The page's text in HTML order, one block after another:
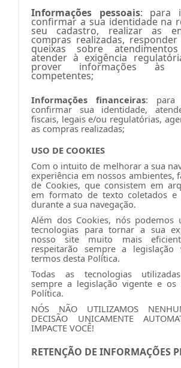
Informações pessoais: para
confirmar a sua identidade na
seu cadastro, realizar as
compras realizadas,
queixas sobre
atender à exigência
prover informações às
competentes;
Informações financeiras: para
confirmar sua identidade,
fiscais, legais e/ou regulatórias,
as compras realizadas;
USO DE COOKIES
Com o intuito de melhorar a sua
experiência em nossos ambientes,
de Cookies, que consistem em
em formato de texto coletados e
durante a sua navegação.
Além dos Cookies, nós podemos
tecnologias para tornar a sua
nosso site muito mais
respeitarão sempre a
termos desta Política.
Todas as tecnologias
sempre a legislação vigente e os
Política.
NÓS NÃO UTILIZAMOS
DECISÃO UNICAMENTE
IMPACTE VOCÊ!
RETENÇÃO DE INFORMAÇÕES